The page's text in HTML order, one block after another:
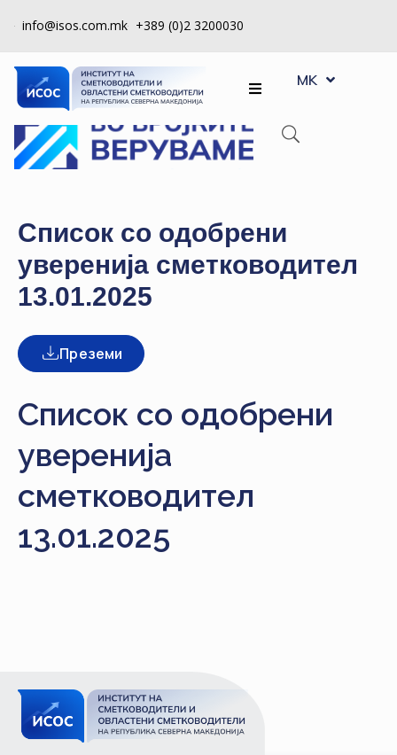
info@isos.com.mk +389 (0)2 3200030
ЗА
НАС
РЕГИСТРИ
НА
КВАЛИТЕТ
КАКО
СТАНАМ
ЧЛЕН
НАСТАНИ
ЗА
ЧЛЕНОВИ
MK
SQ
Список со одобрени
уверенија сметководител
13.01.2025
Преземи
Список со одобрени
уверенија
сметководител
13.01.2025